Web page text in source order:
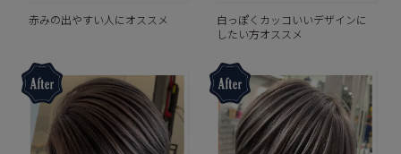
赤みの出やすい人にオススメ
白っぽくカッコいいデザインに
したい方オススメ